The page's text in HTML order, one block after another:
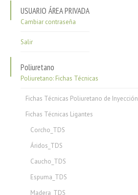
USUARIO ÁREA PRIVADA
Cambiar contraseña
Salir
Poliuretano
Poliuretano: Fichas Técnicas
Fichas Técnicas Poliuretano de Inyección
Fichas Técnicas Ligantes
Corcho_TDS
Áridos_TDS
Caucho_TDS
Espuma_TDS
Madera_TDS